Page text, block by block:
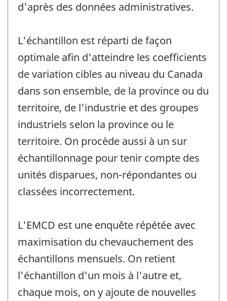
d'après des données administratives.
L'échantillon est réparti de façon
optimale afin d'atteindre les coefficients
de variation cibles au niveau du Canada
dans son ensemble, de la province ou du
territoire, de l'industrie et des groupes
industriels selon la province ou le
territoire. On procède aussi à un sur
échantillonnage pour tenir compte des
unités disparues, non-répondantes ou
classées incorrectement.
L'EMCD est une enquête répétée avec
maximisation du chevauchement des
échantillons mensuels. On retient
l'échantillon d'un mois à l'autre et,
chaque mois, on y ajoute de nouvelles